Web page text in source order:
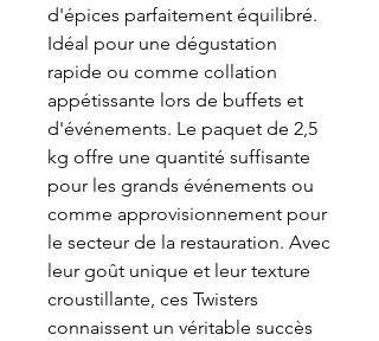
d'épices parfaitement équilibré.
Idéal pour une dégustation
rapide ou comme collation
appétissante lors de buffets et
d'événements. Le paquet de 2,5
kg offre une quantité suffisante
pour les grands événements ou
comme approvisionnement pour
le secteur de la restauration. Avec
leur goût unique et leur texture
croustillante, ces Twisters
connaissent un véritable succès